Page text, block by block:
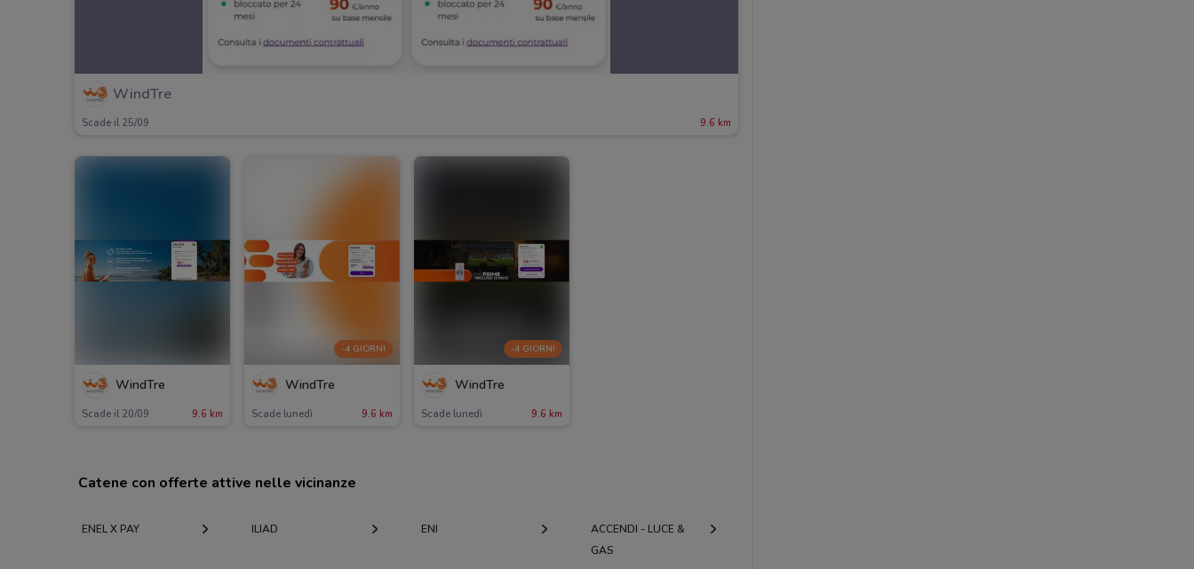
WindTre
Scade il 25/09 9.6 km
WindTre
Scade il 20/09 9.6 km
-4 GIORNI
WindTre
Scade lunedì 9.6 km
-4 GIORNI
WindTre
Scade lunedì 9.6 km
Catene con offerte attive nelle vicinanze
ENEL X PAY ILIAD ENI
ACCENDI - LUCE &
GAS